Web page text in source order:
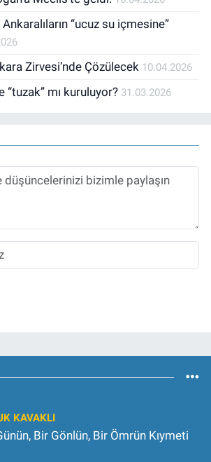
“ucuz su içmesine”
Zirvesi’nde Çözülecek 10.04.2026
“tuzak” mı kuruluyor? 31.03.2026
KAVAKLI
Bir Gönlün, Bir Ömrün Kıymeti